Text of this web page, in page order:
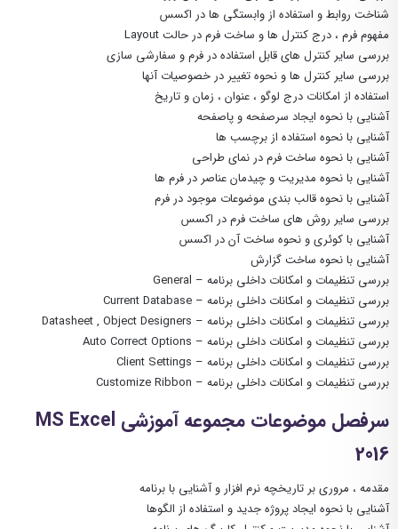
شناخت روابط و استفاده از وابستگی ها در اکسس
مفهوم فرم ، درج کنترل ها و ساخت فرم در حالت Layout
بررسی سایر کنترل های قابل استفاده در فرم و سفارشی سازی
بررسی سایر کنترل ها و نحوه تغییر در خصوصیات آنها
استفاده از امکانات درج لوگو ، عنوان ، زمان و تاریخ
آشنایی با نحوه ایجاد سرصفحه و پاصفحه
آشنایی با نحوه استفاده از برچسب ها
آشنایی با نحوه ساخت فرم در نمای طراحی
آشنایی با نحوه مدیریت و چیدمان عناصر در فرم ها
آشنایی با نحوه قالب بندی موضوعات موجود در فرم
بررسی سایر روش های ساخت فرم در اکسس
آشنایی با کوئری و نحوه ساخت آن در اکسس
آشنایی با نحوه ساخت گزارش
بررسی تنظیمات و امکانات داخلی برنامه – General
بررسی تنظیمات و امکانات داخلی برنامه – Current Database
بررسی تنظیمات و امکانات داخلی برنامه – Datasheet , Object Designers
بررسی تنظیمات و امکانات داخلی برنامه – Auto Correct Options
بررسی تنظیمات و امکانات داخلی برنامه – Client Settings
بررسی تنظیمات و امکانات داخلی برنامه – Customize Ribbon
سرفصل موضوعات مجموعه آموزشی MS Excel
2016
مقدمه ، مروری بر تاریخچه نرم افزار و آشنایی با برنامه
آشنایی با نحوه ایجاد پروژه جدید و استفاده از الگوها